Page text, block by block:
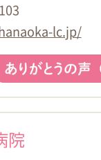
lc.jp/
院